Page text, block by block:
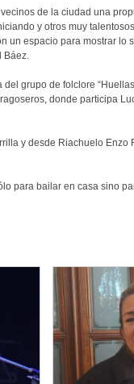
de la ciudad una
y otros muy
un espacio para mostrar lo
Báez.
grupo de folclore
donde participa
y desde Riachuelo Enzo
para bailar en casa sino